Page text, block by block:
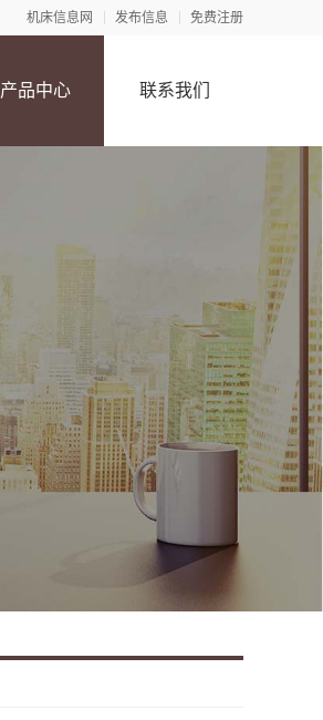
机床信息网 发布信息 免费注册
产品中心 联系我们